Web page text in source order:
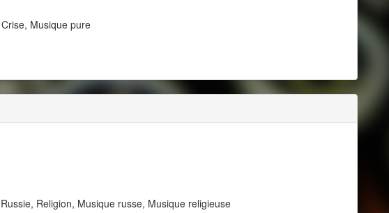
Musique pure
Religion, Musique russe, Musique religieuse